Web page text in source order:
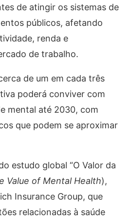
de atingir os sistemas de
públicos, afetando
renda e
de trabalho.
de um em cada três
poderá conviver com
mental até 2030, com
que podem se aproximar
estudo global “O Valor da
Value of Mental Health),
Insurance Group, que
relacionadas à saúde